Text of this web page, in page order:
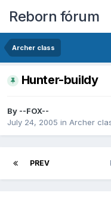
Reborn fórum
Archer class
Hunter-buildy
By --FOX--
July 24, 2005 in Archer
PREV